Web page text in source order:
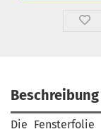
Beschreibung
Die Fensterfolie